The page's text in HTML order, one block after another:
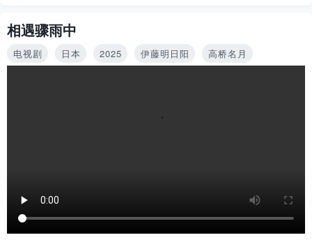
相遇骤雨中
电视剧 日本 2025 伊藤明日阳 高桥名月